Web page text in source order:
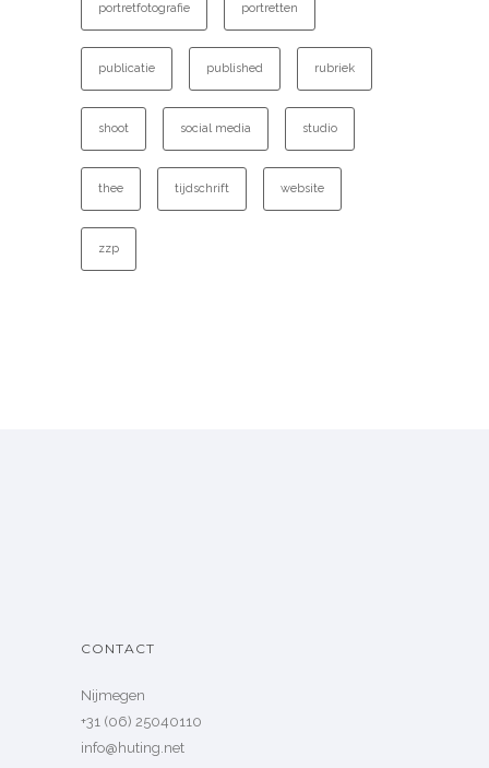
portretfotografie portretten
publicatie published rubriek
shoot social media studio
thee tijdschrift website
zzp
CONTACT
Nijmegen
+31 (06) 25040110
info@huting.net